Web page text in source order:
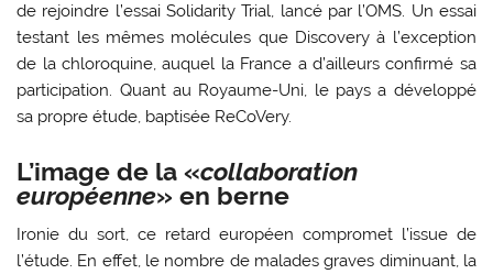
de rejoindre l’essai Solidarity Trial, lancé par l’OMS. Un essai
testant les mêmes molécules que Discovery à l’exception
de la chloroquine, auquel la France a d’ailleurs confirmé sa
participation. Quant au Royaume-Uni, le pays a développé
sa propre étude, baptisée ReCoVery.
L’image de la «collaboration
européenne» en berne
Ironie du sort, ce retard européen compromet l’issue de
l’étude. En effet, le nombre de malades graves diminuant, la